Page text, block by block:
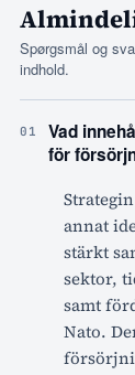
Spørgsmål og
indhold.
01
Vad
för
annat
stärkt
sektor,
samt
Nato.